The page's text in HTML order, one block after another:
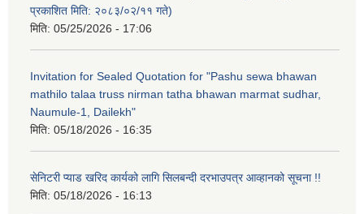
प्रकाशित मिति: २०८३/०२/११ गते)
मिति: 05/25/2026 - 17:06
Invitation for Sealed Quotation for "Pashu sewa bhawan
mathilo talaa truss nirman tatha bhawan marmat sudhar,
Naumule-1, Dailekh"
मिति: 05/18/2026 - 16:35
सेनिटरी प्याड खरिद कार्यको लागि सिलबन्दी दरभाउपत्र आव्हानको सूचना !!
मिति: 05/18/2026 - 16:13